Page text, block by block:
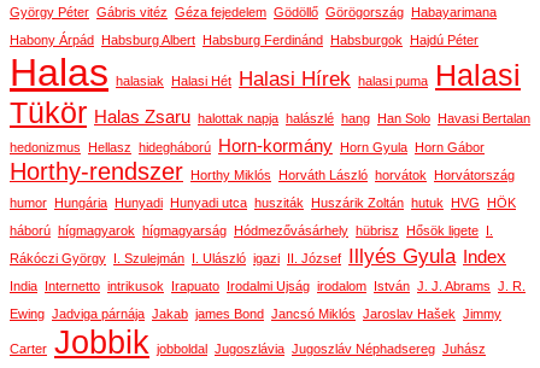
György Péter Gábris vitéz Géza fejedelem Gödöllő Görögország Habayarimana
Habony Árpád Habsburg Albert Habsburg Ferdinánd Habsburgok Hajdú Péter
Halas halasiak Halasi Hét Halasi Hírek halasi puma
Halasi
Tükör Halas Zsaru halottak napja halászlé hang Han Solo Havasi Bertalan
hedonizmus Hellasz hidegháború Horn-kormány Horn Gyula Horn Gábor
Horthy-rendszer Horthy Miklós Horváth László horvátok Horvátország
humor Hungária Hunyadi Hunyadi utca husziták Huszárik Zoltán hutuk HVG HÖK
háború hígmagyarok hígmagyarság Hódmezővásárhely hübrisz Hősök ligete I.
Rákóczi György I. Szulejmán I. Ulászló igazi II. József Illyés Gyula Index
India Internetto intrikusok Irapuato Irodalmi Ujság irodalom István J. J. Abrams J. R.
Ewing Jadviga párnája Jakab james Bond Jancsó Miklós Jaroslav Hašek Jimmy
Carter Jobbik jobboldal Jugoszlávia Jugoszláv Néphadsereg Juhász